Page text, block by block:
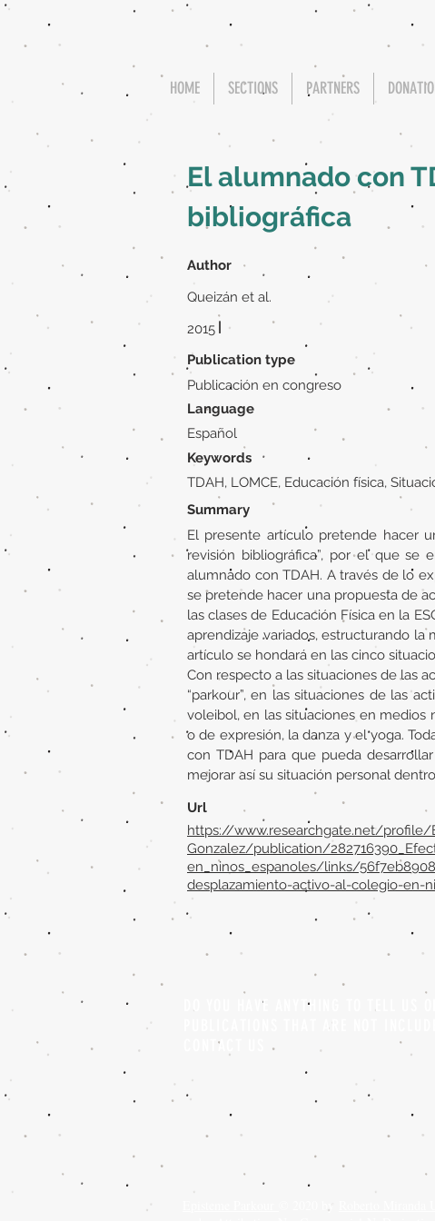
HOME SECTIONS PARTNERS
El alumnado con
bibliográfica
Author
Queizán et al.
2015 |
Publication type
Publicación en congreso
Language
Español
Keywords
TDAH, LOMCE, Educación física,
Summary
El presente artículo pretende hacer
revisión bibliográfica”, por el que se
alumnado con TDAH. A través de lo
se pretende hacer una propuesta de
las clases de Educación Física en la
aprendizaje variados, estructurando
artículo se hondará en las cinco
Con respecto a las situaciones de las
“parkour”, en las situaciones de las
voleibol, en las situaciones en medios
o de expresión, la danza y el yoga.
con TDAH para que pueda
mejorar así su situación personal
Url
https://www.researchgate.net/profile/
Gonzalez/publication/
en_ninos_espanoles/links/
desplazamiento-activo-al-colegio-en-
DO YOU HAVE ANYTHING TO TELL US
PUBLICATIONS THAT ARE NOT
CONTACT US
© 2020 by